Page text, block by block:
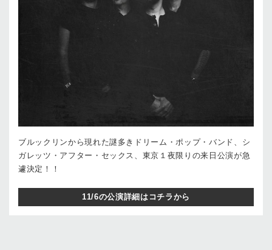
ブルックリンから現れた謎多きドリーム・ポップ・バンド、シ
ガレッツ・アフター・セックス、東京１夜限りの来日公演が急
遽決定！！
11/6の公演詳細はコチラから